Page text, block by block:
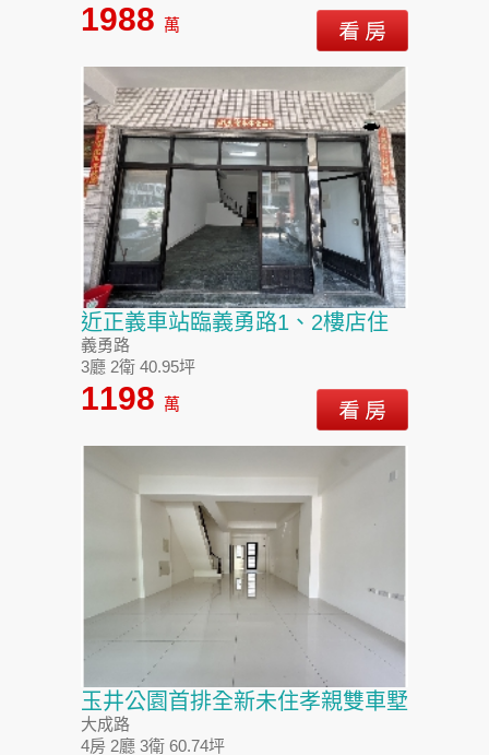
1988 萬
近正義車站臨義勇路1、2樓店住
義勇路
3廳 2衛 40.95坪
1198 萬
玉井公園首排全新未住孝親雙車墅
大成路
4房 2廳 3衛 60.74坪